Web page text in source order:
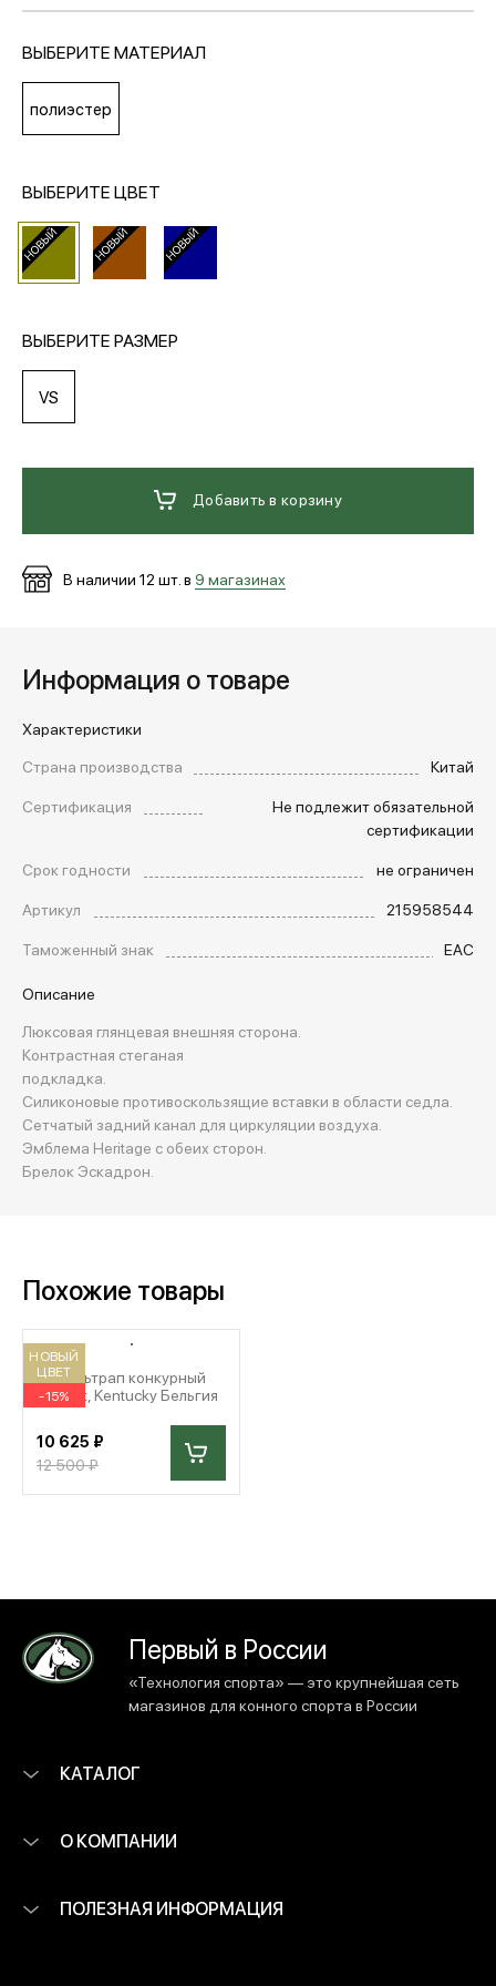
МЕДИА
ПОКУПАТЕЛЯМ
ОПЛАТА И ДОСТАВКА
Вход в личный кабинет
ВЫБЕРИТЕ МАТЕРИАЛ
полиэстер
ВЫБЕРИТЕ ЦВЕТ
ВЫБЕРИТЕ РАЗМЕР
VS
Добавить в корзину
В наличии 12 шт. в 9 магазинах
Информация о товаре
Характеристики
Страна производства
Китай
Сертификация
Не подлежит обязательной
сертификации
Срок годности
не ограничен
Артикул
215958544
Таможенный знак
EAC
Описание
Люксовая глянцевая внешняя сторона.
Контрастная стеганая
подкладка.
Силиконовые противоскользящие вставки в области седла.
Сетчатый задний канал для циркуляции воздуха.
Эмблема Heritage с обеих сторон.
Брелок Эскадрон.
Похожие товары
НОВЫЙ
ЦВЕТ
-15%
Вальтрап конкурный
Velvet, Kentucky Бельгия
10 625 ₽
12 500 ₽
Первый в России
«Технология спорта» — это крупнейшая сеть
магазинов для конного спорта в России
КАТАЛОГ
О КОМПАНИИ
ПОЛЕЗНАЯ ИНФОРМАЦИЯ